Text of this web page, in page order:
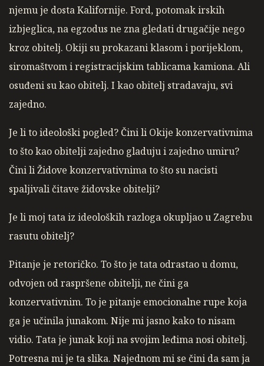
njemu je dosta Kalifornije. Ford, potomak irskih
izbjeglica, na egzodus ne zna gledati drugačije nego
kroz obitelj. Okiji su prokazani klasom i porijeklom,
siromaštvom i registracijskim tablicama kamiona. Ali
osuđeni su kao obitelj. I kao obitelj stradavaju, svi
zajedno.
Je li to ideološki pogled? Čini li Okije konzervativnima
to što kao obitelji zajedno gladuju i zajedno umiru?
Čini li Židove konzervativnima to što su nacisti
spaljivali čitave židovske obitelji?
Je li moj tata iz ideoloških razloga okupljao u Zagrebu
rasutu obitelj?
Pitanje je retoričko. To što je tata odrastao u domu,
odvojen od raspršene obitelji, ne čini ga
konzervativnim. To je pitanje emocionalne rupe koja
ga je učinila junakom. Nije mi jasno kako to nisam
vidio. Tata je junak koji na svojim leđima nosi obitelj.
Potresna mi je ta slika. Najednom mi se čini da sam ja